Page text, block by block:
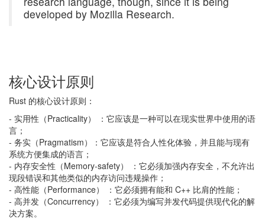
developed by Mozilla Research.
核心设计原则
Rust 的核心设计原则：
- 实用性（Practicality） ：它应该是一种可以在现实世界中使用的语
言；
- 务实（Pragmatism）：它应该是符合人性化体验，并且能与现有
系统方便集成的语言；
- 内存安全性（Memory-safety） ：它必须加强内存安全，不允许出
现段错误和其他类似的内存访问违规操作；
- 高性能（Performance） ：它必须拥有能和 C++ 比肩的性能；
- 高并发（Concurrency） ：它必须为编写并发代码提供现代化的解
决方案。